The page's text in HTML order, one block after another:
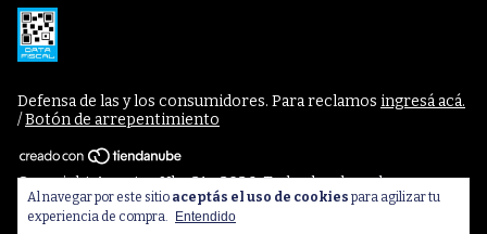
Al navegar por este sitio aceptás el uso de cookies para agilizar tu
experiencia de compra.
Entendido
Defensa de las y los consumidores. Para reclamos ingresá acá.
/Botón de arrepentimiento
Copyright Apuntes Uba 21 - 2026. Todos los derechos
reservados.